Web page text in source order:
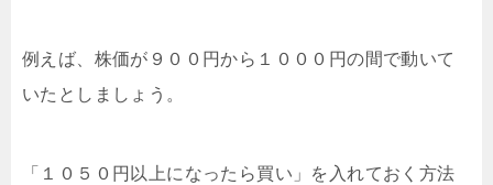
例えば、株価が９００円から１０００円の間で動いて
いたとしましょう。
「１０５０円以上になったら買い」を入れておく方法